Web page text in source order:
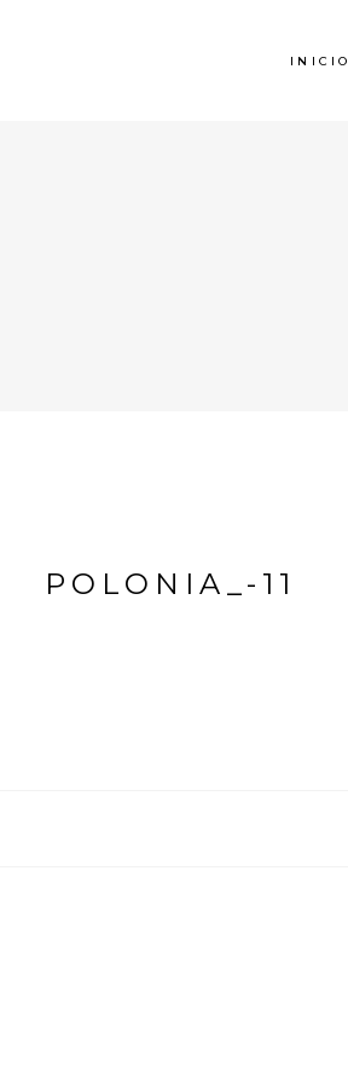
INICIO
POLONIA_-11